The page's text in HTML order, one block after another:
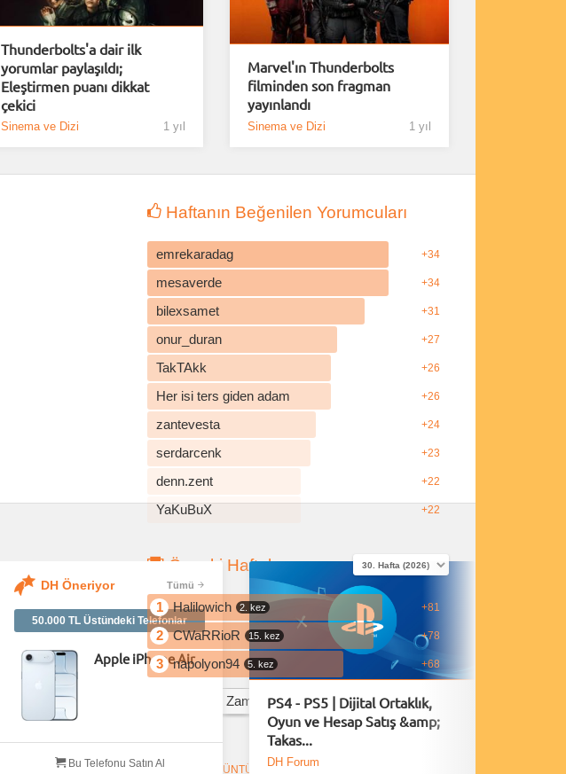
Thunderbolts'a dair ilk
yorumlar paylaşıldı;
Eleştirmen puanı dikkat
çekici
Sinema ve Dizi 1 yıl
Marvel'ın Thunderbolts
filminden son fragman
yayınlandı
Sinema ve Dizi 1 yıl
Haftanın Beğenilen Yorumcuları
emrekaradag +34
mesaverde +34
bilexsamet +31
onur_duran +27
TakTAkk +26
Her isi ters giden adam +26
zantevesta +24
serdarcenk +23
denn.zent +22
YaKuBuX +22
Önceki Haftalar
1 Halilowich 2. kez +81
2 CWaRRioR 15. kez +78
3 napolyon94 5. kez +68
Tüm Zamanların En İyi Yorumcuları
ANLIK GÖRÜNTÜLEMELER
DH Öneriyor Tümü
50.000 TL Üstündeki Telefonlar
Apple iPhone Air
Bu Telefonu Satın Al
PS4 - PS5 | Dijital Ortaklık,
Oyun ve Hesap Satış &amp;
Takas...
DH Forum